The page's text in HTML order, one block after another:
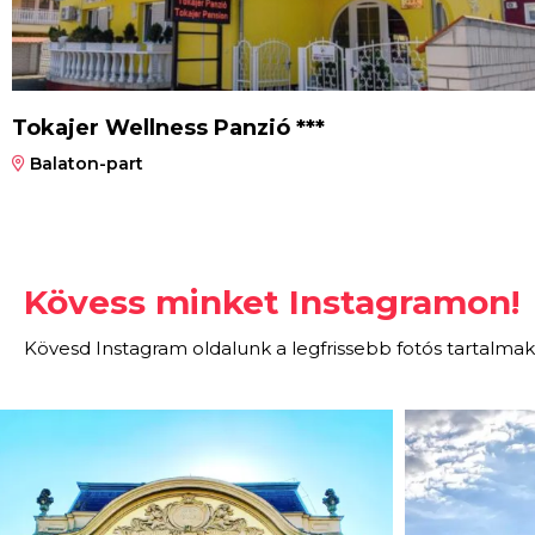
Tokajer Wellness Panzió ***
Balaton-part
Kövess minket Instagramon!
Kövesd Instagram oldalunk a legfrissebb fotós